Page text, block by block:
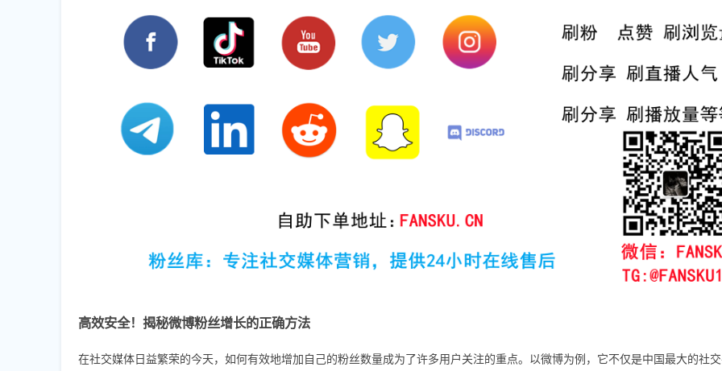
高效安全！揭秘微博粉丝增长的正确方法
在社交媒体日益繁荣的今天，如何有效地增加自己的粉丝数量成为了许多用户关注的重点。以微博为例，它不仅是中国最大的社